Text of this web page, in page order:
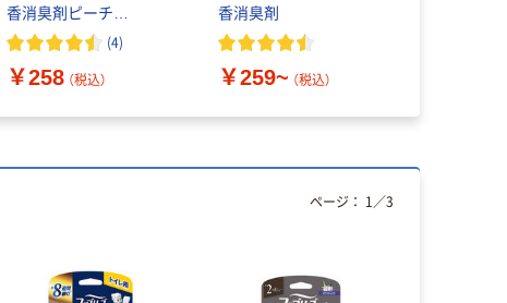
香消臭剤ピーチ
4900480223806 1個
(4)
￥258 （税込）
香消臭剤
￥259~ （税込）
ページ： 1 ／3